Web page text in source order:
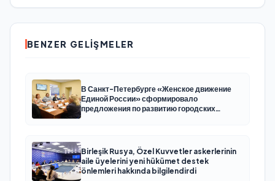
BENZER GELIŞMELER
В Санкт-Петербурге «Женское движение
Единой России» сформировало
предложения по развитию городских
Birleşik Rusya, Özel Kuvvetler askerlerinin
aile üyelerini yeni hükümet destek
önlemleri hakkında bilgilendirdi